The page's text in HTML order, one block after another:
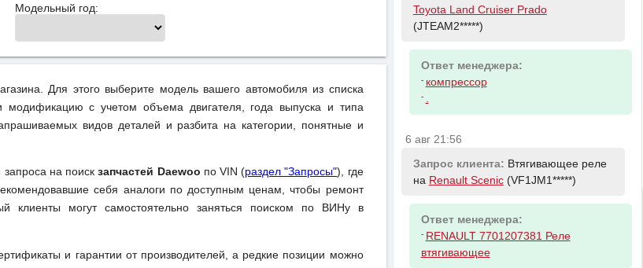
Модельный год:
Для этого выберите модель вашего автомобиля из списка
с учетом объема двигателя, года выпуска и типа
видов деталей и разбита на категории, понятные и
запроса на поискзапчастей Daewoo по VIN (раздел "Запросы"), где
себя аналоги по доступным ценам, чтобы ремонт
клиенты могут самостоятельно заняться поиском по ВИНу в
и гарантии от производителей, а редкие позиции можно
Toyota Land Cruiser Prado
(JTEAM2*****)
Ответ менеджера:
- компрессор
-
6 авг 21:56
Запрос клиента: Втягивающее реле
на Renault Scenic(VF1JM1*****)
Ответ менеджера:
- RENAULT 7701207381 Реле
втягивающее